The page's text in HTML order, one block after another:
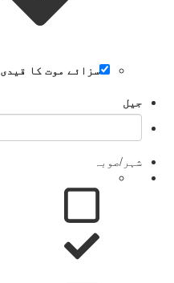
سزائے موت کا قیدی ہے
جیل
شہر/صوبہ